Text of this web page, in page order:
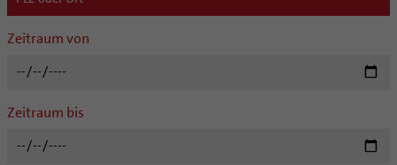
Zeitraum von
Zeitraum bis